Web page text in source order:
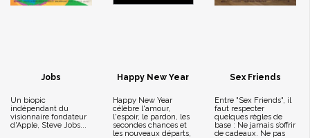
Jobs
Un biopic
indépendant du
visionnaire fondateur
d'Apple, Steve Jobs...
Happy New Year
Happy New Year
célèbre l'amour,
l'espoir, le pardon, les
secondes chances et
les nouveaux départs,
Sex Friends
Entre "Sex Friends", il
faut respecter
quelques règles de
base : Ne jamais s’offrir
de cadeaux. Ne pas